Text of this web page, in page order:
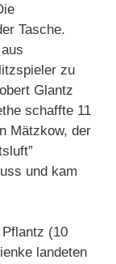
Tasche.
zu
Glantz
schaffte 11
Mätzkow, der
und kam
(10
landeten